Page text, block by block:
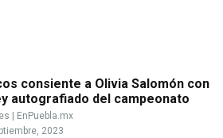
consiente a Olivia Salomón con
autografiado del campeonato
EnPuebla.mx
2023